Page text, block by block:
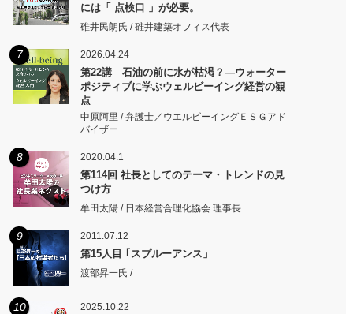
には「 点検口 」が必要。
碓井民朗氏 / 碓井建築オフィス代表
7 2026.04.24
第22講 石油の前に水が枯渇？―ウォーター
ポジティブに学ぶウェルビーイング経営の観
点
中原阿里 / 弁護士／ウエルビーイングＥＳＧアド
バイザー
8 2020.04.1
第114回 社長としてのテーマ・トレンドの見
つけ方
牟田太陽 / 日本経営合理化協会 理事長
9 2011.07.12
第15人目 ｢スプルーアンス」
渡部昇一氏 /
10 2025.10.22